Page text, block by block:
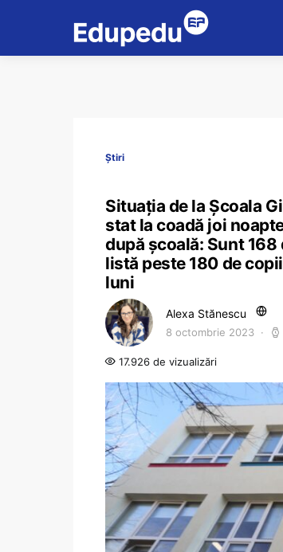
Știri
Situația de la Școala
stat la coadă joi
după școală: Sunt 168
listă peste 180 de
luni
Alexa Stănescu
8 octombrie 2023
17.926 de vizualizări